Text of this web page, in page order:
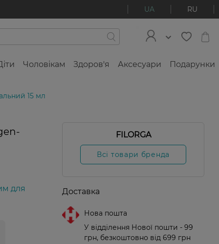
UA RU
Чоловікам Здоров'я Аксесуари Подарунки
15 мл
для
FILORGA
Всі товари бренда
Доставка
Нова пошта
У відділення Нової пошти - 99
грн, безкоштовно від 699 грн